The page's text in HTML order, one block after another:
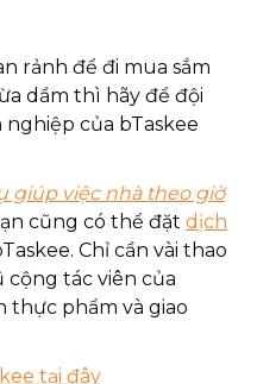
rảnh để đi mua sắm
dầm thì hãy để đội
của bTaskee
giúp việc nhà theo giờ
cũng có thể đặt dịch
Chỉ cần vài thao
tác viên của
thực phẩm và giao
tại đây